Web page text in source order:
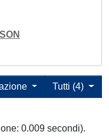
Tutti (4)
0.009 secondi).